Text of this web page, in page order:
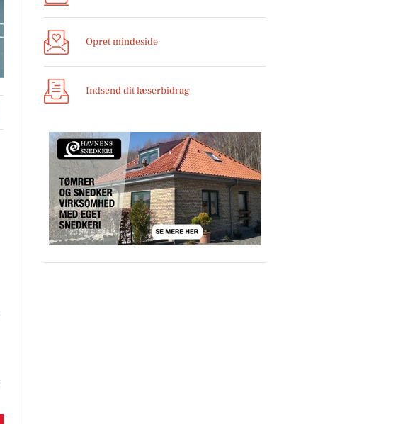
Opret mindeside
Indsend dit læserbidrag